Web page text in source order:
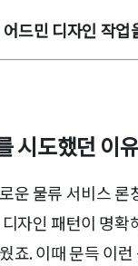
드민 디자인 작
시도했던 이
운 물류 서비스
자인 패턴이 명
죠. 이때 문득 이